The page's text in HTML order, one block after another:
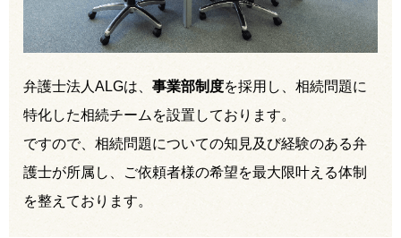
弁護士法人ALGは、 事業部制度を採用し、相続問題に
特化した相続チームを設置しております。
ですので、相続問題についての知見及び経験のある弁
護士が所属し、ご依頼者様の希望を最大限叶える体制
を整えております。